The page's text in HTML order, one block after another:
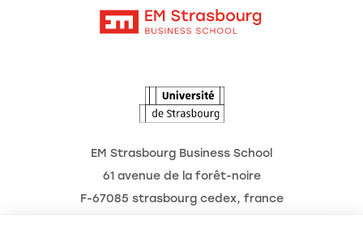
EM Strasbourg Business School
61 avenue de la forêt-noire
F-67085 strasbourg cedex, france